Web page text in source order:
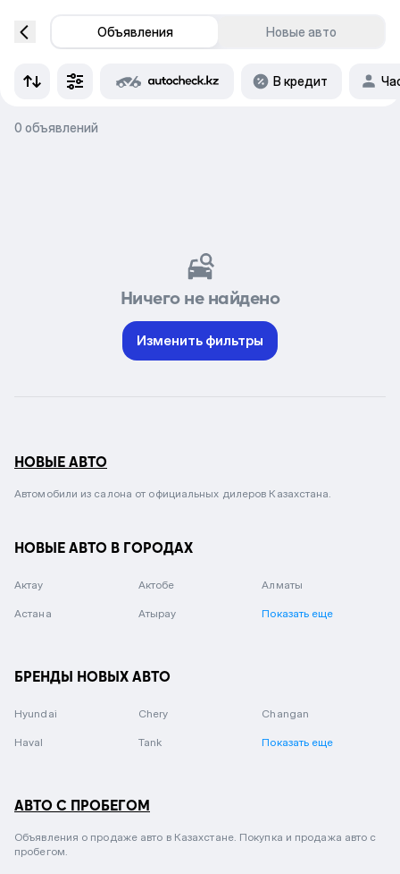
Объявления Новые авто
В кредит
0 объявлений
Ничего не найдено
Изменить фильтры
НОВЫЕ АВТО
Автомобили из салона от официальных дилеров Казахстана.
НОВЫЕ АВТО В ГОРОДАХ
Актау Актобе Алматы
Астана Атырау Показать еще
БРЕНДЫ НОВЫХ АВТО
Hyundai Chery Changan
Haval Tank Показать еще
АВТО С ПРОБЕГОМ
Объявления о продаже авто в Казахстане. Покупка и продажа авто с
пробегом.